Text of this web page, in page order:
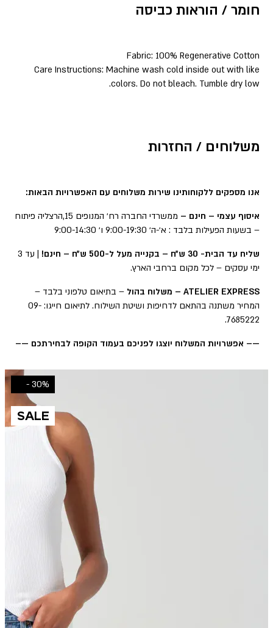
חומר / הוראות כביסה
Fabric: 100% Regenerative Cotton
Care Instructions: Machine wash cold inside out with like
colors. Do not bleach. Tumble dry low.
משלוחים / החזרות
אנו מספקים ללקוחותינו שירות משלוחים עם האפשרויות הבאות:
איסוף עצמי – חינם –
ממשרדי החברה רח׳ המנופים 15,הרצליה פיתוח
– בשעות הפעילות בלבד : א׳-ה׳ 9:00-19:30 ו׳ 9:00-14:30
שליח עד הבית- 30 ש״ח – בקנייה מעל ל-500 ש״ח – חינם!
| עד 3
ימי עסקים – לכל מקום ברחבי הארץ.
ATELIER EXPRESS – משלוח בהול
– בתיאום טלפוני בלבד –
המחיר משתנה בהתאם לדחיפות ושיטת השילוח. לתיאום חייגו: 09-
7685222.
—– אפשרויות המשלוח יוצגו לפניכם בעמוד הקופה לבחירתכם —–
30% -
SALE